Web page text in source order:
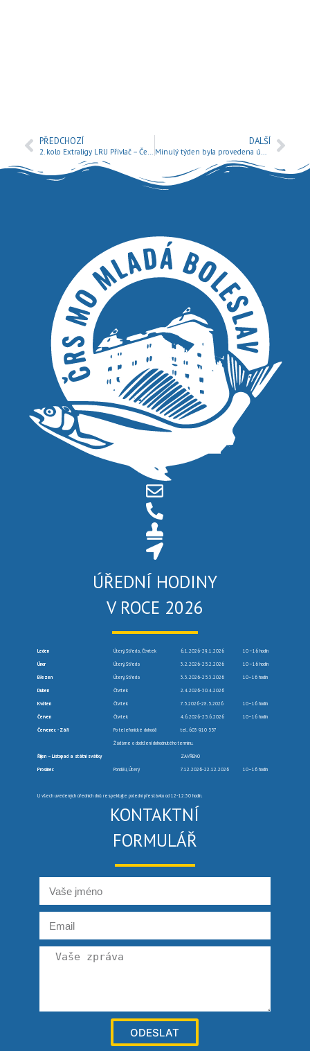
PŘEDCHOZÍ DALŠÍ
ÚŘEDNÍ HODINY
V ROCE 2026
Leden Úterý, Středa, Čtvrtek 6.1.2026-29.1.2026 10 –16 hodin
Únor Úterý, Středa 3.2.2026-25.2.2026 10 –16 hodin
Březen Úterý, Středa 3.3.2026-25.3.2026 10–16 hodin
Duben Čtvrtek 2.4.2026-30.4.2026
Květen Čtvrtek 7.5.2026-28.5.2026 10–16 hodin
Červen Čtvrtek 4.6.2026-25.6.2026 10–16 hodin
Červenec -Září Po telefonické dohodě tel. 603 910 557
Žádáme o dodržení dohodnutého termínu.
Říjen – Listopad a státní svátky ZAVŘENO
Prosinec Pondělí, Úterý 7.12.2026-22.12.2026 10–16 hodin
U všech uvedených úředních dnů respektujte polední přestávku od 12-12:30 hodin.
KONTAKTNÍ
FORMULÁŘ
ODESLAT